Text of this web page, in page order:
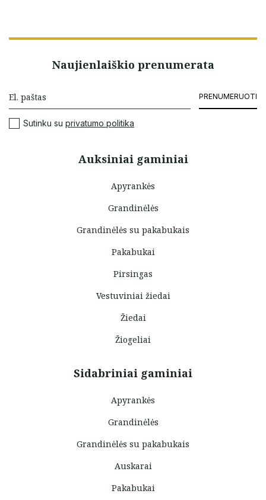
Auksiniai gaminiai
Apyrankės
Grandinėlės
Grandinėlės su pakabukais
Pakabukai
Pirsingas
Vestuviniai žiedai
Žiedai
Žiogeliai
Sidabriniai gaminiai
Apyrankės
Grandinėlės
Grandinėlės su pakabukais
Auskarai
Pakabukai
Naujienlaiškio prenumerata
PRENUMERUOTI
Sutinku su privatumo politika